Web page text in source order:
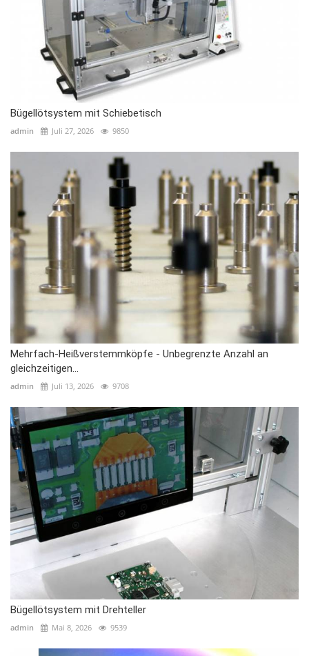
Bügellötsystem mit Schiebetisch
admin Juli 27, 2026 9850
Mehrfach-Heißverstemmköpfe - Unbegrenzte Anzahl an
gleichzeitigen...
admin Juli 13, 2026 9708
Bügellötsystem mit Drehteller
admin Mai 8, 2026 9539